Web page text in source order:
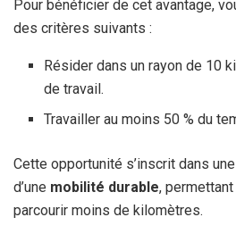
Pour bénéficier de cet avantage,
des critères suivants :
Résider dans un rayon de 10
de travail.
Travailler au moins 50 % du
Cette opportunité s’inscrit dans
d’une mobilité durable,
parcourir moins de kilomètres.